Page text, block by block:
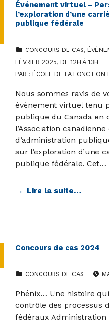
Événement virtuel –
l’exploration d’une
publique fédérale
CONCOURS DE CAS,
FÉVRIER 2025, DE 12H À 13H
PAR : ÉCOLE DE LA FONCTION
Nous sommes ravis de
évènement virtuel tenu
publique du Canada en
l’Association
d’administration
sur l’exploration d’une
publique fédérale. Cet…
Lire la suite…
Concours de cas 2024
CONCOURS DE CAS
Phénix… Une histoire
contrôle des processus
fédéraux